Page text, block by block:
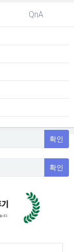
QnA
확인
확인